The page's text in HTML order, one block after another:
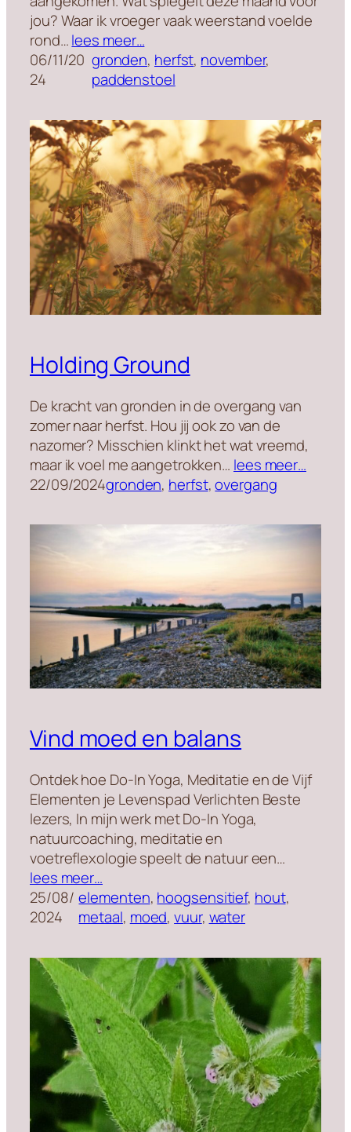
jou? Waar ik vroeger vaak weerstand voelde
rond…lees meer…
06/11/20
24
gronden, herfst, november
paddenstoel
Holding Ground
De kracht van gronden in de overgang van
zomer naar herfst. Hou jij ook zo van de
nazomer? Misschien klinkt het wat vreemd,
maar ik voel me aangetrokken… lees meer…
22/09/2024gronden, herfst, overgang
Vind moed en balans
Ontdek hoe Do-In Yoga, Meditatie en de Vijf
Elementen je Levenspad Verlichten Beste
lezers, In mijn werk met Do-In Yoga,
natuurcoaching, meditatie en
voetreflexologie speelt de natuur een…
lees meer…
25/08/
2024
elementen, hoogsensitief, hout
metaal, moed, vuur, water